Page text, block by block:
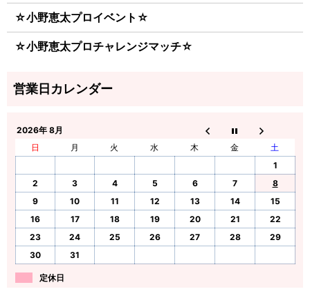
☆小野恵太プロイベント☆
☆小野恵太プロチャレンジマッチ☆
2026年 8月
日
月 火 水 木 金
土
1
2
3 4 5 6 7
8
9
10 11 12 13 14
15
16
17 18 19 20 21
22
23
24 25 26 27 28
29
30
31
定休日